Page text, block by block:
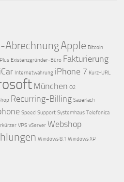
AbrechnungApple Bitcoin
Existenzgründer-Büro Fakturierung
iCar Internetwährung iPhone 7 Kurz-URL
München O2
Recurring-Billing Sauerlach
Speed Support Systemhaus Telefonica
VPS vServer Webshop
Windows 8.1 Windows XP